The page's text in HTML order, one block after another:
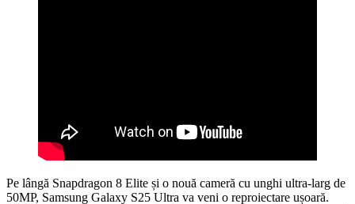
Pe lângă Snapdragon 8 Elite și o nouă cameră cu unghi ultra-larg de
50MP, Samsung Galaxy S25 Ultra va veni o reproiectare ușoară.